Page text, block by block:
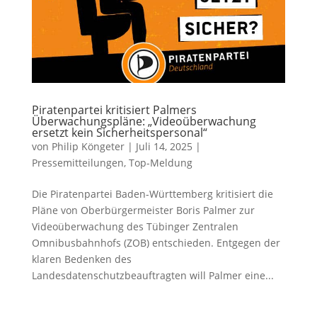
Piratenpartei kritisiert Palmers
Überwachungspläne: „Videoüberwachung
ersetzt kein Sicherheitspersonal“
von Philip Köngeter| Juli 14, 2025 |
Pressemitteilungen, Top-Meldung
Die Piratenpartei Baden-Württemberg kritisiert die
Pläne von Oberbürgermeister Boris Palmer zur
Videoüberwachung des Tübinger Zentralen
Omnibusbahnhofs (ZOB) entschieden. Entgegen der
klaren Bedenken des
Landesdatenschutzbeauftragten will Palmer eine...